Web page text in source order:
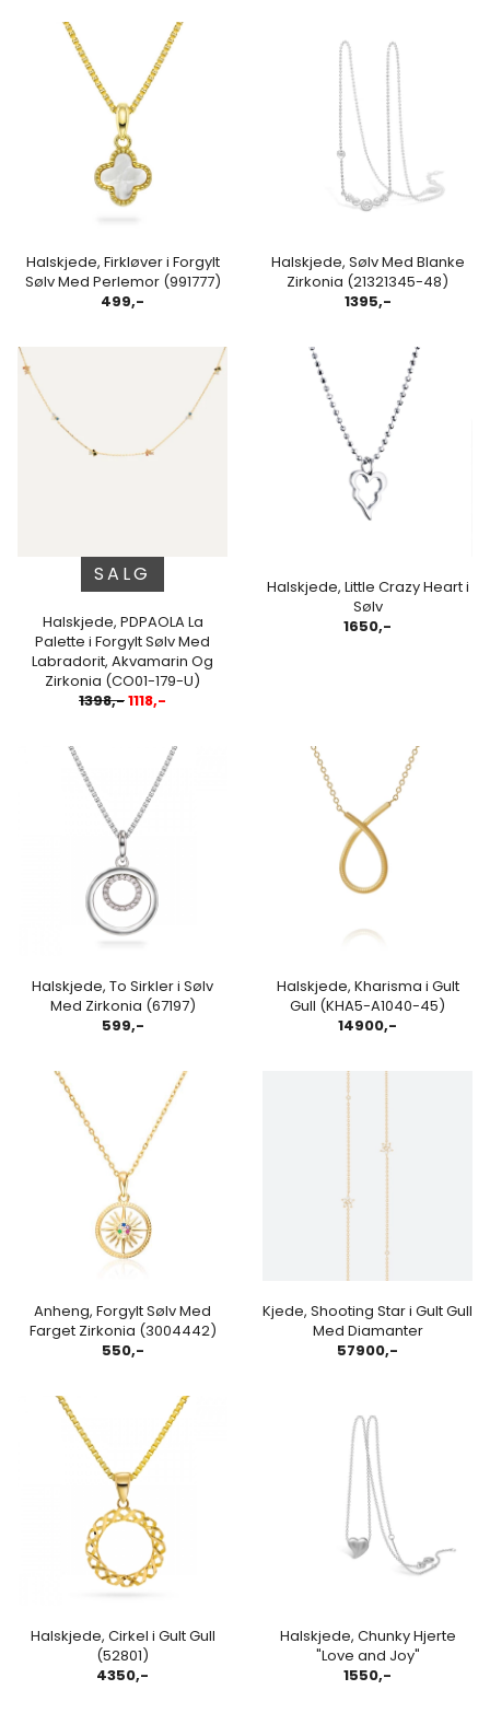
Halskjede, Firkløver i Forgylt
Sølv Med Perlemor (991777)
499,-
Halskjede, Sølv Med Blanke
Zirkonia (21321345-48)
1395,-
SALG
Halskjede, PDPAOLA La
Palette i Forgylt Sølv Med
Labradorit, Akvamarin Og
Zirkonia (CO01-179-U)
1398,-1118,-
Halskjede, Little Crazy Heart i
Sølv
1650,-
Halskjede, To Sirkler i Sølv
Med Zirkonia (67197)
599,-
Halskjede, Kharisma i Gult
Gull (KHA5-A1040-45)
14900,-
Anheng, Forgylt Sølv Med
Farget Zirkonia (3004442)
550,-
Kjede, Shooting Star i Gult Gull
Med Diamanter
57900,-
Halskjede, Cirkel i Gult Gull
(52801)
4350,-
Halskjede, Chunky Hjerte
"Love and Joy"
1550,-